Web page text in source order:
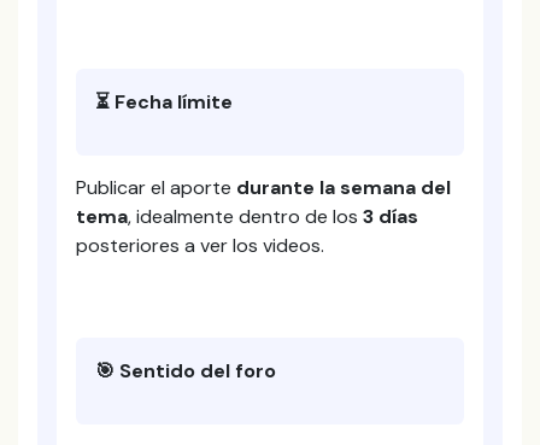
⏳ Fecha límite
Publicar el aporte durante la semana del
tema, idealmente dentro de los 3 días
posteriores a ver los videos.
🎯 Sentido del foro